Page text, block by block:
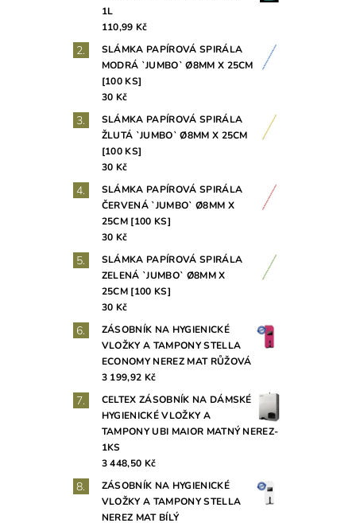
1L
110,99 Kč
SLÁMKA PAPÍROVÁ SPIRÁLA
MODRÁ `JUMBO` Ø8MM X 25CM
[100 KS]
30 Kč
SLÁMKA PAPÍROVÁ SPIRÁLA
ŽLUTÁ `JUMBO` Ø8MM X 25CM
[100 KS]
30 Kč
SLÁMKA PAPÍROVÁ SPIRÁLA
ČERVENÁ `JUMBO` Ø8MM X
25CM [100 KS]
30 Kč
SLÁMKA PAPÍROVÁ SPIRÁLA
ZELENÁ `JUMBO` Ø8MM X
25CM [100 KS]
30 Kč
ZÁSOBNÍK NA HYGIENICKÉ
VLOŽKY A TAMPONY STELLA
ECONOMY NEREZ MAT RŮŽOVÁ
3 199,92 Kč
CELTEX ZÁSOBNÍK NA DÁMSKÉ
HYGIENICKÉ VLOŽKY A
TAMPONY UBI MAIOR MATNÝ NEREZ-
1KS
3 448,50 Kč
ZÁSOBNÍK NA HYGIENICKÉ
VLOŽKY A TAMPONY STELLA
NEREZ MAT BÍLÝ